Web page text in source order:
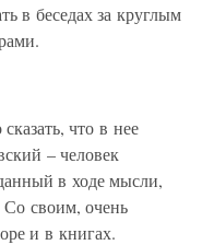
в беседах за круглым
что в нее
– человек
в ходе мысли,
своим, очень
и в книгах.